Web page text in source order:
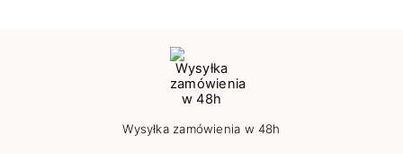
Wysyłka zamówienia w 48h